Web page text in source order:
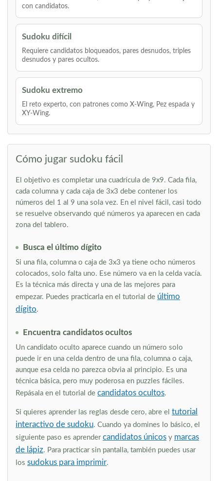
con candidatos.
Sudoku difícil
Requiere candidatos bloqueados, pares desnudos, triples
desnudos y pares ocultos.
Sudoku extremo
El reto experto, con patrones como X-Wing, Pez espada y
XY-Wing.
Cómo jugar sudoku fácil
El objetivo es completar una cuadrícula de 9x9. Cada fila,
cada columna y cada caja de 3x3 debe contener los
números del 1 al 9 una sola vez. En el nivel fácil, casi todo
se resuelve observando qué números ya aparecen en cada
zona del tablero.
Busca el último dígito
Si una fila, columna o caja de 3x3 ya tiene ocho números
colocados, solo falta uno. Ese número va en la celda vacía.
Es la técnica más directa y una de las mejores para
empezar. Puedes practicarla en el tutorial de último
dígito.
Encuentra candidatos ocultos
Un candidato oculto aparece cuando un número solo
puede ir en una celda dentro de una fila, columna o caja,
aunque esa celda no parezca obvia al principio. Es una
técnica básica, pero muy poderosa en puzzles fáciles.
Repásala en el tutorial de candidatos ocultos.
Si quieres aprender las reglas desde cero, abre el tutorial
interactivo de sudoku. Cuando ya domines lo básico, el
siguiente paso es aprender candidatos únicos y marcas
de lápiz. Para practicar sin pantalla, también puedes usar
los sudokus para imprimir.